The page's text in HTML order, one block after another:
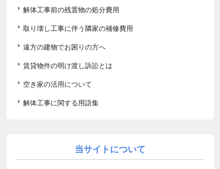
解体工事前の残置物の処分費用
取り壊し工事に伴う隣家の補修費用
遠方の建物でお困りの方へ
賃貸物件の明け渡し訴訟とは
空き家の活用について
解体工事に関する用語集
当サイトについて